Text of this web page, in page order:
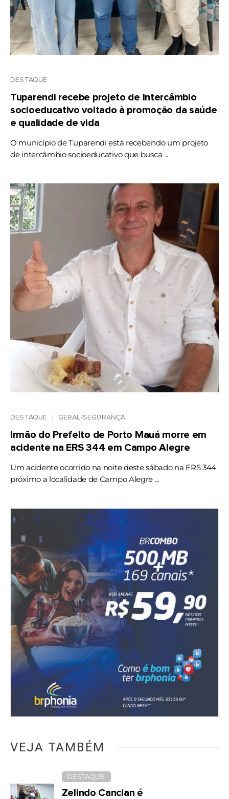
DESTAQUE
Tuparendi recebe projeto de intercâmbio
socioeducativo voltado à promoção da saúde
e qualidade de vida
O município de Tuparendi está recebendo um projeto
de intercâmbio socioeducativo que busca ...
DESTAQUE GERAL/SEGURANÇA
Irmão do Prefeito de Porto Mauá morre em
acidente na ERS 344 em Campo Alegre
Um acidente ocorrido na noite deste sábado na ERS 344
próximo a localidade de Campo Alegre ...
VEJA TAMBÉM
DESTAQUE
Zelindo Cancian é